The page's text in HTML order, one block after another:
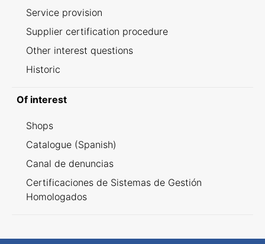
Service provision
Supplier certification procedure
Other interest questions
Historic
Of interest
Shops
Catalogue (Spanish)
Canal de denuncias
Certificaciones de Sistemas de Gestión
Homologados